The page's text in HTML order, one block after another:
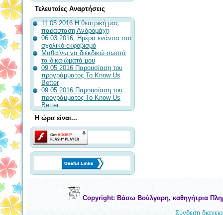
Τελευταίες Αναρτήσεις
11.05.2016 Η θεατρική μας
παράσταση Ανδρομάχη
06.03.2016: Ημέρα ενάντια στο
σχολικό εκφοβισμό
Μαθαίνω να διεκδικώ σωστά
τα δικαιώματά μου
09.05.2016 Παρουσίαση του
προγράμματος To Know Us
Better
09.05.2016 Παρουσίαση του
προγράμματος To Know Us
Better
Η ώρα είναι...
Copyright: Βάσω Βούλγαρη, καθηγήτρια
Σύνδεση